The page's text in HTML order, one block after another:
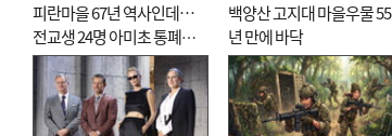
피란마을 67년 역사인데…
전교생 24명 아미초 통폐합
기로
백양산 고지대 마을우물 55
년 만에 바닥